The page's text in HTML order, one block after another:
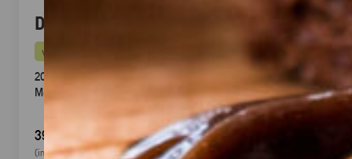
Dubai Halloumi Platte (20 Stück)
vegetarisch
20 knusprige Halloumi Sticks im Fadenteig mit Honig
Mascarpone Dip
39,90 €
(inkl. MwSt.)